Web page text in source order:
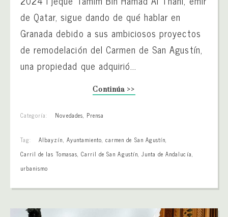
de Qatar, sigue dando de qué hablar en
Granada debido a sus ambiciosos proyectos
de remodelación del Carmen de San Agustín,
una propiedad que adquirió...
Continúa >>
Categoría: Novedades, Prensa
Tag: Albayzín, Ayuntamiento,carmen de San Agustín,
Carril de las Tomasas, Carril de San Agustín, Junta de Andalucía,
urbanismo